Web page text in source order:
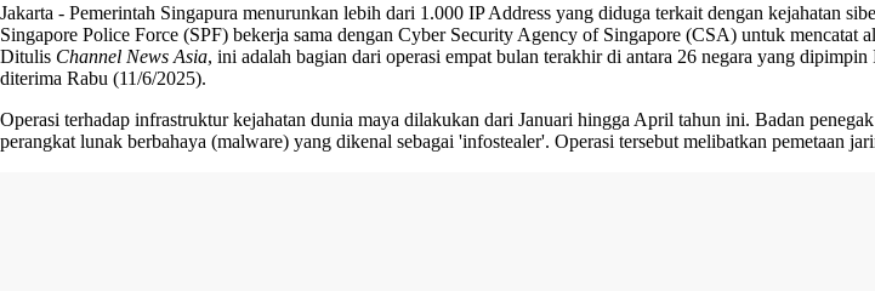
Jakarta - Pemerintah Singapura menurunkan lebih dari 1.000 IP Address yang diduga terkait dengan kejahatan
Singapore Police Force (SPF) bekerja sama dengan Cyber Security Agency of Singapore (CSA) untuk mencatat
Ditulis Channel News Asia, ini adalah bagian dari operasi empat bulan terakhir di antara 26 negara yang
diterima Rabu (11/6/2025).
Operasi terhadap infrastrukturkejahatan dunia maya dilakukan dari Januari hingga April tahun ini. Badan
perangkat lunak berbahaya (malware) yang dikenal sebagai 'infostealer'. Operasi tersebut melibatkan pemetaan